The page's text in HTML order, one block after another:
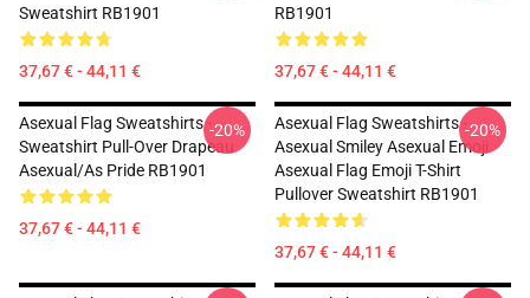
Sweatshirt RB1901
37,67 € - 44,11 €
RB1901
37,67 € - 44,11 €
Asexual Flag Sweatshirts -
Sweatshirt Pull-Over Drapeau
Asexual/As Pride RB1901
37,67 € - 44,11 €
-20%
Asexual Flag Sweatshirts -
Asexual Smiley Asexual Emoji
Asexual Flag Emoji T-Shirt
Pullover Sweatshirt RB1901
37,67 € - 44,11 €
-20%